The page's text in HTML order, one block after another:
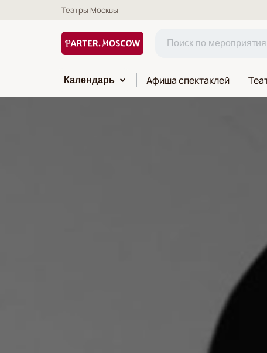
Театры Москвы
Календарь Афиша спектаклей